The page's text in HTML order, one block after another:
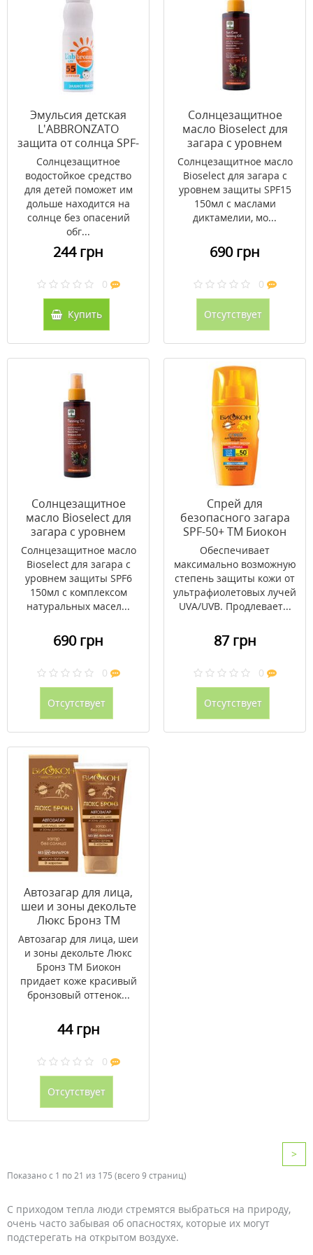
Эмульсия детская
L'ABBRONZATO
защита от солнца SPF-
55 200 мл
Солнцезащитное
водостойкое средство
для детей поможет им
дольше находится на
солнце без опасений
обг...
244 грн
0
Купить
Cолнцезащитное
масло Bioselect для
загара с уровнем
защиты SPF15 150мл
Cолнцезащитное масло
Bioselect для загара с
уровнем защиты SPF15
150мл с маслами
диктамелии, мо...
690 грн
0
Отсутствует
Cолнцезащитное
масло Bioselect для
загара с уровнем
защиты SPF6 150мл
Cолнцезащитное масло
Bioselect для загара с
уровнем защиты SPF6
150мл с комплексом
натуральных масел...
690 грн
0
Отсутствует
Cпрей для
безопасного загара
SPF-50+ ТМ Биокон
160мл
Обеспечивает
максимально возможную
степень защиты кожи от
ультрафиолетовых лучей
UVA/UVB. Продлевает...
87 грн
0
Отсутствует
Автозагар для лица,
шеи и зоны декольте
Люкс Бронз ТМ
Биокон 75 мл
Автозагар для лица, шеи
и зоны декольте Люкс
Бронз ТМ Биокон
придает коже красивый
бронзовый оттенок...
44 грн
0
Отсутствует
>
Показано с 1 по 21 из 175 (всего 9 страниц)
С приходом тепла люди стремятся выбраться на природу,
очень часто забывая об опасностях, которые их могут
подстерегать на открытом воздухе.